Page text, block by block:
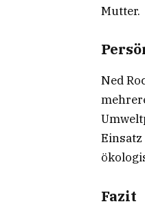
Mutter.
Ned
Fazit